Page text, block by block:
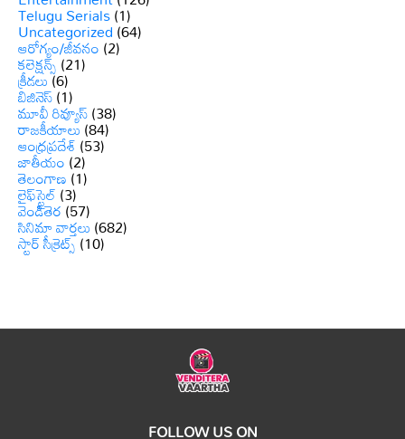
Telugu Serials(1)
Uncategorized(64)
ఆరోగ్యం/జీవనం(2)
కలెక్షన్స్(21)
క్రీడలు(6)
బిజినెస్(1)
మూవీ రివ్యూస్(38)
రాజకీయాలు(84)
ఆంధ్రప్రదేశ్(53)
జాతీయం(2)
తెలంగాణ(1)
లైఫ్‌స్టైల్(3)
వెండితెర(57)
సినిమా వార్తలు(682)
స్టార్ సీక్రెట్స్(10)
FOLLOW US ON